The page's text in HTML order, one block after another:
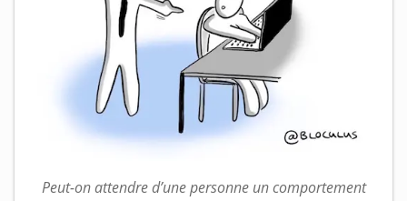
Peut-on attendre d’une personne un comportement